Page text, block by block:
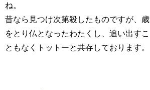
ね。
昔なら見つけ次第殺したものですが、歳
をとり仏となったわたくし、追い出すこ
ともなくトットーと共存しております。